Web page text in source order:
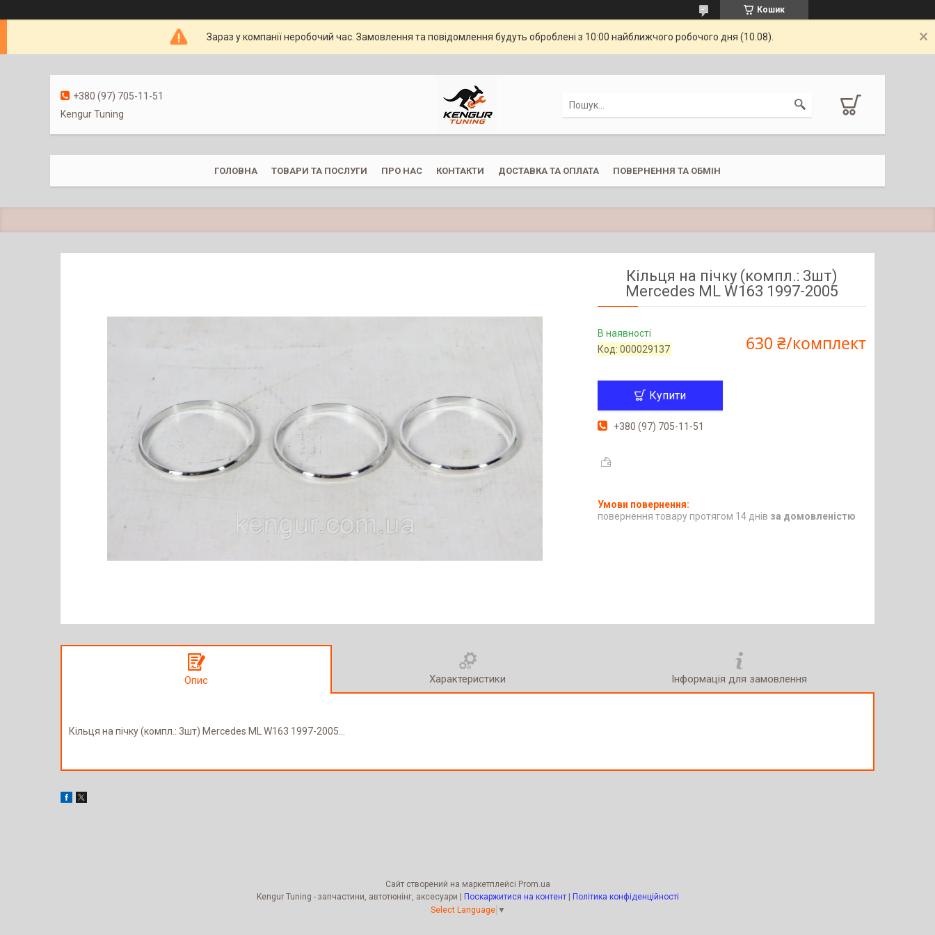
Кошик
Зараз у компанії неробочий час. Замовлення та повідомлення будуть оброблені з 10:00 найближчого робочого дня (10.08).
+380 (97) 705-11-51
Kengur Tuning
ГОЛОВНА ТОВАРИ ТА ПОСЛУГИ ПРО НАС КОНТАКТИ ДОСТАВКА ТА ОПЛАТА ПОВЕРНЕННЯ ТА ОБМІН
Кільця на пічку (компл.: 3шт)
Mercedes ML W163 1997-2005
В наявності
Код:000029137 630 ₴/комплект
Купити
+380 (97) 705-11-51
повернення товару протягом 14 днів за домовленістю
Опис Характеристики Інформація для замовлення
Кільця на пічку (компл.: 3шт) Mercedes ML W163 1997-2005...
Сайт створений на маркетплейсі Prom.ua
Поскаржитися на контент
Політика конфіденційності
Select Language ▼